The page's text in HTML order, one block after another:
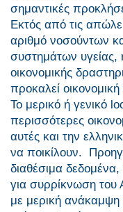
σημαντικές
Εκτός από τις
αριθμό νοσούντων
συστημάτων υγείας,
οικονομικής
προκαλεί
Το μερικό ή γενικό
περισσότερες
αυτές και την
να ποικίλουν.
διαθέσιμα δεδομένα,
για συρρίκνωση
με μερική